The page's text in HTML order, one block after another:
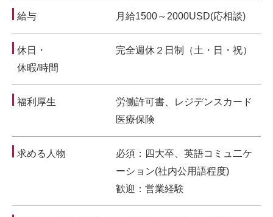
給与 月給1500～2000USD(応相談)
休日・
休暇/時間
完全週休２日制（土・日・祝）
福利厚生
労働許可書、レジデンスカード
医療保険
求める人物
必須：四大卒、英語コミュ二ケ
ーション(社内公用語程度)
歓迎：営業経験